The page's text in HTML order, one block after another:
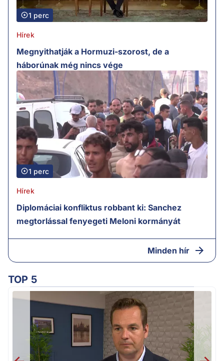
1 perc
Hírek
Megnyithatják a Hormuzi-szorost, de a
háborúnak még nincs vége
1 perc
Hírek
Diplomáciai konfliktus robbant ki: Sanchez
megtorlással fenyegeti Meloni kormányát
Minden hír
TOP 5